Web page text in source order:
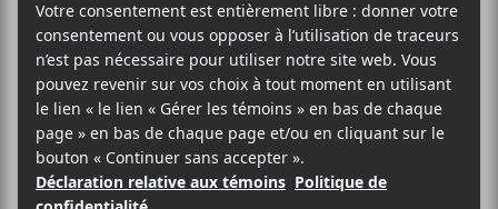
20.14$
M pour Montréal
Voir le site Organisateur